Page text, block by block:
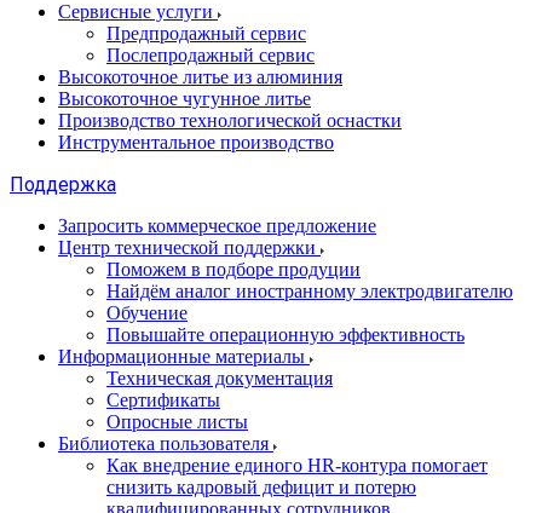
Сервисные услуги
Предпродажный сервис
Послепродажный сервис
Высокоточное литье из алюминия
Высокоточное чугунное литье
Производство технологической оснастки
Инструментальное производство
Поддержка
Запросить коммерческое предложение
Центр технической поддержки
Поможем в подборе продуции
Найдём аналог иностранному электродвигателю
Обучение
Повышайте операционную эффективность
Информационные материалы
Техническая документация
Сертификаты
Опросные листы
Библиотека пользователя
Как внедрение единого HR-контура помогает
снизить кадровый дефицит и потерю
квалифицированных сотрудников